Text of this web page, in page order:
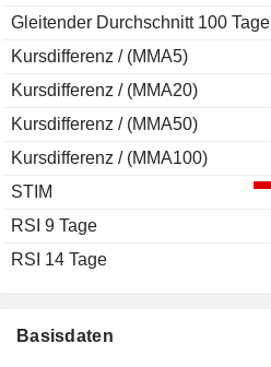
Basisdaten
Gleitender Durchschnitt 100 Tage
Kursdifferenz / (MMA5)
Kursdifferenz / (MMA20)
Kursdifferenz / (MMA50)
Kursdifferenz / (MMA100)
STIM
RSI 9 Tage
RSI 14 Tage
2008
-42,62 %
2007
2006
+20,31 %
2005
+43,04 %
2004
+37,68 %
2003
+34,12 %
2002
2001